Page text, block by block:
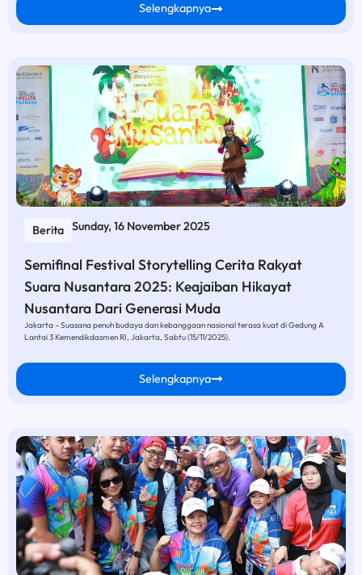
Selengkapnya
Berita Sunday, 16 November 2025
Semifinal Festival Storytelling Cerita Rakyat
Suara Nusantara 2025: Keajaiban Hikayat
Nusantara Dari Generasi Muda
Jakarta – Suasana penuh budaya dan kebanggaan nasional terasa kuat di Gedung A
Lantai 3 Kemendikdasmen RI, Jakarta, Sabtu (15/11/2025).
Selengkapnya